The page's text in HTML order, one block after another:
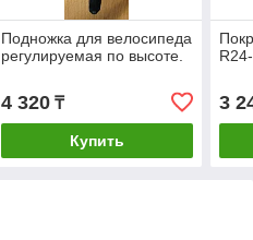
Подножка для велосипеда
регулируемая по высоте.
4 320₸
Купить
3